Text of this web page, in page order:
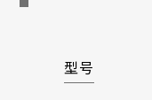
型号